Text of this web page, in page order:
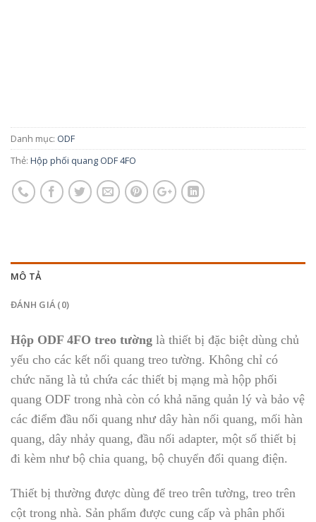
Danh mục: ODF
Thẻ: Hộp phối quang ODF 4FO
MÔ TẢ
ĐÁNH GIÁ (0)
Hộp ODF 4FO treo tường là thiết bị đặc biệt dùng chủ
yếu cho các kết nối quang treo tường. Không chỉ có
chức năng là tủ chứa các thiết bị mạng mà hộp phối
quang ODF trong nhà còn có khả năng quản lý và bảo vệ
các điểm đầu nối quang như dây hàn nối quang, mối hàn
quang, dây nhảy quang, đầu nối adapter, một số thiết bị
đi kèm như bộ chia quang, bộ chuyển đổi quang điện.
Thiết bị thường được dùng để treo trên tường, treo trên
cột trong nhà. Sản phẩm được cung cấp và phân phối